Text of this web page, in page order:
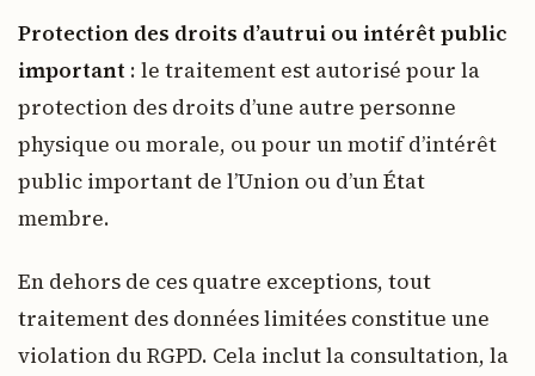
Protection des droits d’autrui ou intérêt public
important : le traitement est autorisé pour la
protection des droits d’une autre personne
physique ou morale, ou pour un motif d’intérêt
public important de l’Union ou d’un État
membre.
En dehors de ces quatre exceptions, tout
traitement des données limitées constitue une
violation du RGPD. Cela inclut la consultation, la